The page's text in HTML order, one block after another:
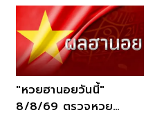
"หวยฮานอยวันนี้"
8/8/69 ตรวจหวย